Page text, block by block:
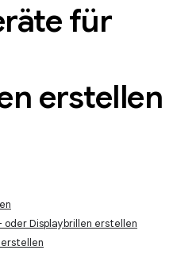
für
erstellen
Displaybrillen erstellen